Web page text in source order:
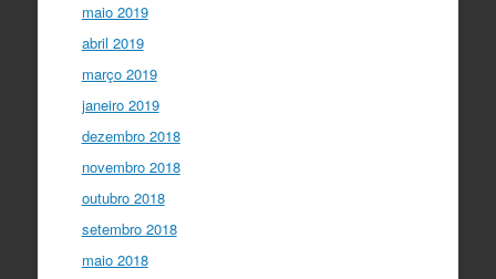
maio 2019
abril 2019
março 2019
janeiro 2019
dezembro 2018
novembro 2018
outubro 2018
setembro 2018
maio 2018